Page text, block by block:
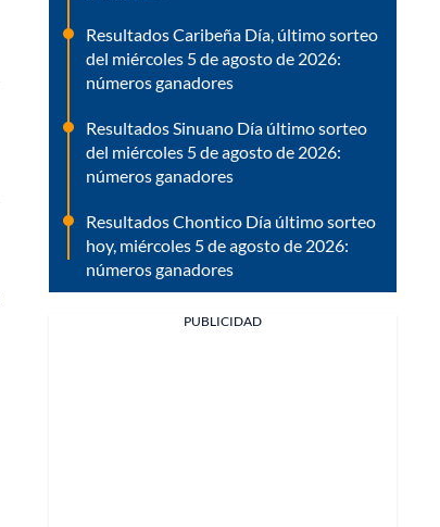
Resultados Caribeña Día, último sorteo
del miércoles 5 de agosto de 2026:
números ganadores
Resultados Sinuano Día último sorteo
del miércoles 5 de agosto de 2026:
números ganadores
Resultados Chontico Día último sorteo
hoy, miércoles 5 de agosto de 2026:
números ganadores
PUBLICIDAD